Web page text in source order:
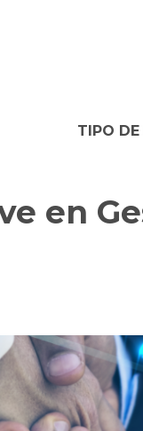
TIPO DE
en